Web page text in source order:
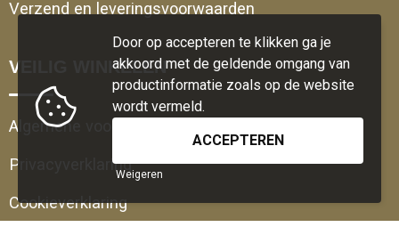
Verzend en leveringsvoorwaarden
VEILIG WINKELEN
Algemene voorwaarden
Privacyverklaring
Cookieverklaring
Door op accepteren te klikken ga je
akkoord met de geldende omgang van
productinformatie zoals op de website
wordt vermeld.
Weigeren